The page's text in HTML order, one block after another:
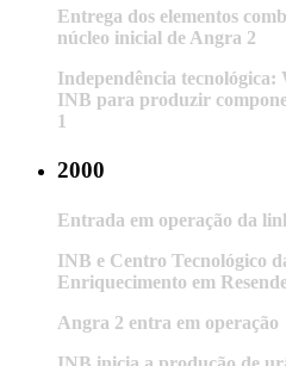
Entrega dos elementos
núcleo inicial de Angra 2
Independência tecnológica:
INB para produzir
1
2000
Entrada em operação da
INB e Centro Tecnológico
Enriquecimento em
Angra 2 entra em operação